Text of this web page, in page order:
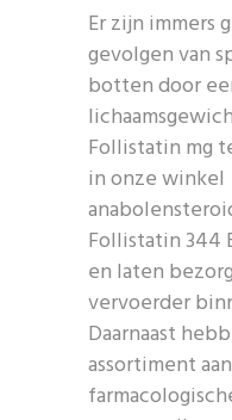
Er zijn immers
gevolgen van
botten door
Follistatin mg
in onze winkel
Follistatin 344
en laten
vervoerder
Daarnaast
assortiment